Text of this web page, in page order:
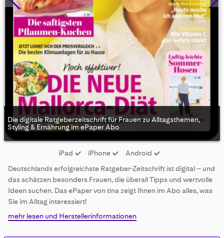
Die digitale Ratgeberzeitschrift für Frauen zu Alltagsthemen,
Styling & Ernährung im ePaper Abo
the
beginning
the
images
gallery
iPad iPhone
Android
Deutschlands erfolgreichste Ratgeber-Zeitschrift ist digital – und
das schätzen besonders Frauen, die überall Tipps und wertvolle
Ideen suchen. Das ePaper von tina zeigt Ihnen im Abo alles, was
Sie im Alltag interessiert!
mehr lesen und Herstellerinformationen